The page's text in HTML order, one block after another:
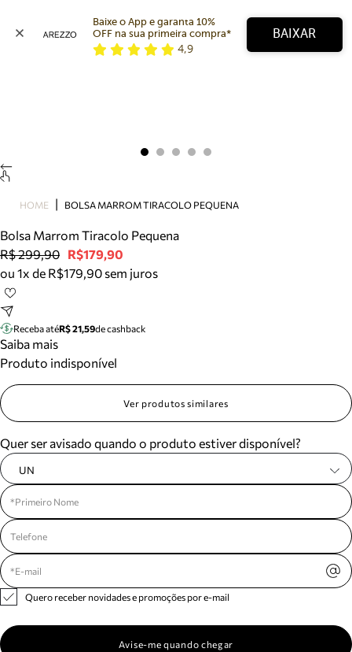
Bolsa
Tamanco
Tênis
Mule
Tire dúvidas sobre pedidos, devoluções e mais.
Meus pedidos
Acompanhe seus pedidos e solicite devoluções.
Baixe o App e garanta 10%
OFF na sua primeira compra*
4,9
BAIXAR
HOME BOLSA MARROM TIRACOLO PEQUENA
Bolsa Marrom Tiracolo Pequena
R$ 299,90 R$179,90
ou 1x de R$179,90 sem juros
Receba atéR$ 21,59de cashback
Saiba mais
Produto indisponível
Ver produtos similares
Quer ser avisado quando o produto estiver disponível?
UN
Quero receber novidades e promoções por e-mail
Avise-me quando chegar